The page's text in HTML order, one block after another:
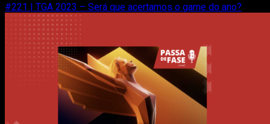
#221 | TGA 2023 – Será que acertamos o game do ano?